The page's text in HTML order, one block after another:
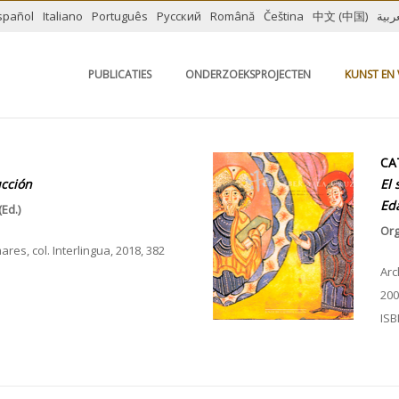
Italiano Português Русский Română Čeština 中文 (中国)
PUBLICATIES ONDERZOEKSPROJECTEN KUNST EN
col. Interlingua, 2018, 382
El